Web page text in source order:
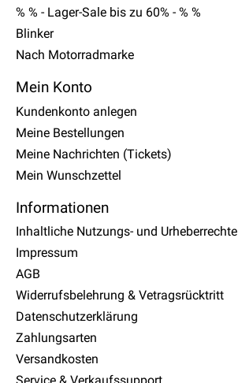
% % - Lager-Sale bis zu 60% - % %
Blinker
Nach Motorradmarke
Mein Konto
Kundenkonto anlegen
Meine Bestellungen
Meine Nachrichten (Tickets)
Mein Wunschzettel
Informationen
Inhaltliche Nutzungs- und Urheberrechte
Impressum
AGB
Widerrufsbelehrung & Vetragsrücktritt
Datenschutzerklärung
Zahlungsarten
Versandkosten